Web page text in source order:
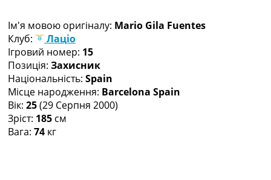
Ще Турніри >>>
Таблиці
Чемпіонат Світу. Турнирні таблиці
Таблиця УПЛ
Перша Ліга
Таблиця АПЛ
Таблиця Ла Ліги
Таблиця Ліги Чемпіонів
Всі таблиці >>>
Ім'я мовою оригіналу: Mario Gila Fuentes
Клуб:
Лаціо
Ігровий номер: 15
Позиція: Захисник
Національність: Spain
Місце народження: Barcelona Spain
Вік: 25(29 Серпня 2000)
Зріст: 185 см
Вага: 74 кг